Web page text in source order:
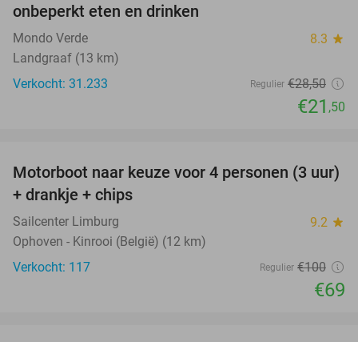
onbeperkt eten en drinken
Mondo Verde 8.3 star
Landgraaf (13 km)
Verkocht: 31.233
Regulier €28,50
€21 ,50
31%
Motorboot naar keuze voor 4 personen (3 uur)
+ drankje + chips
Sailcenter Limburg 9.2 star
Ophoven - Kinrooi (België) (12 km)
Verkocht: 117
Regulier €100
€69